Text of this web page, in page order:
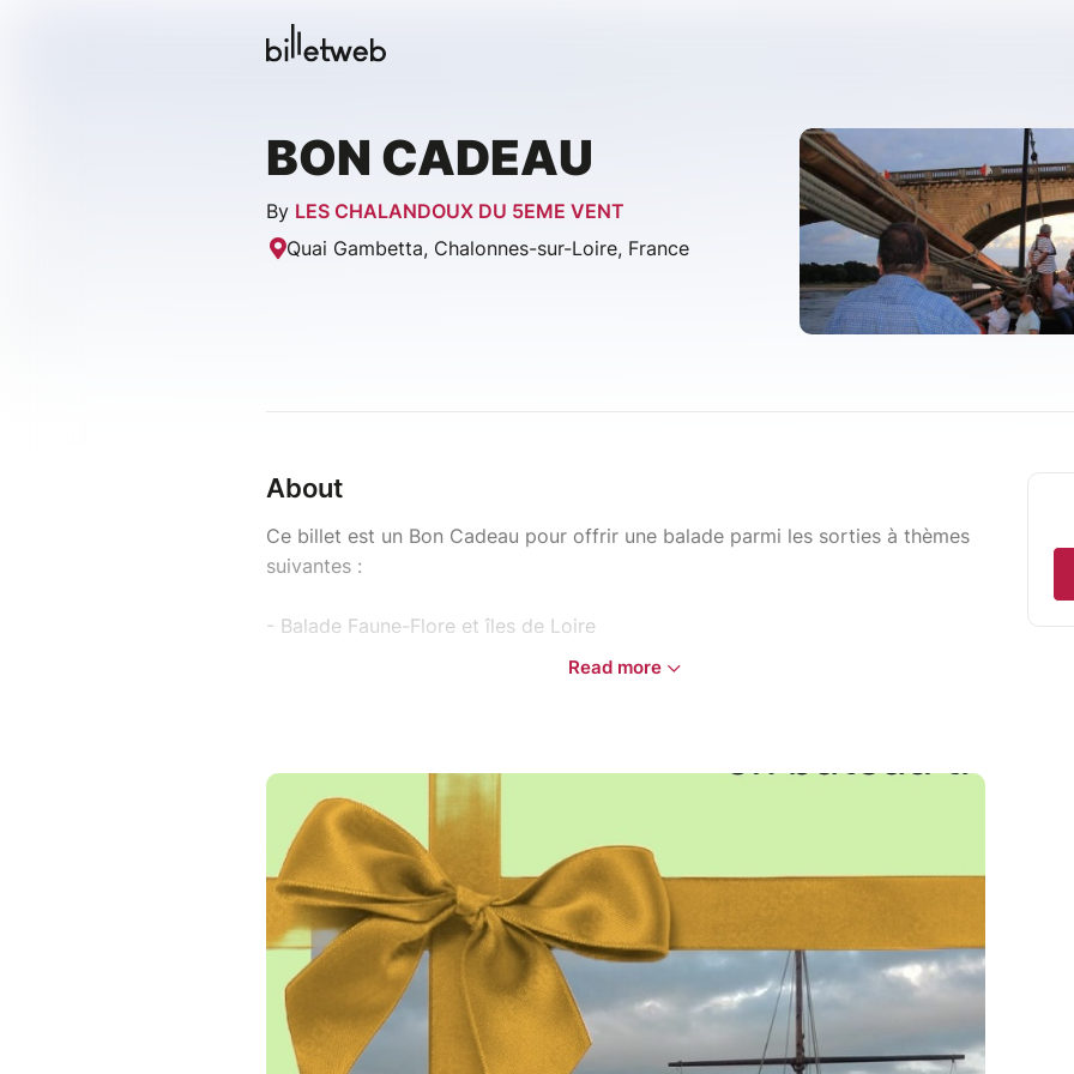
BON CADEAU
By LES CHALANDOUX DU 5EME VENT
Quai Gambetta, Chalonnes-sur-Loire, France
About
Ce billet est un Bon Cadeau pour offrir une balade parmi les sorties à thèmes
suivantes :
- Balade Faune-Flore et îles de Loire
- Balade Échappées belles " Mets du terroir et vins de Loire "
- Balade Les 5 sens " Mets de Loire et vins Chenin "
Le bénéficiaire du bon cadeau se rendra sur la page d’accueil des
réservations via le lien :
https://www.billetweb.fr/pro/gabarotc5v
Il devra sélectionner la balade qui lui a été offerte (le libellé est présent sur le
Read more